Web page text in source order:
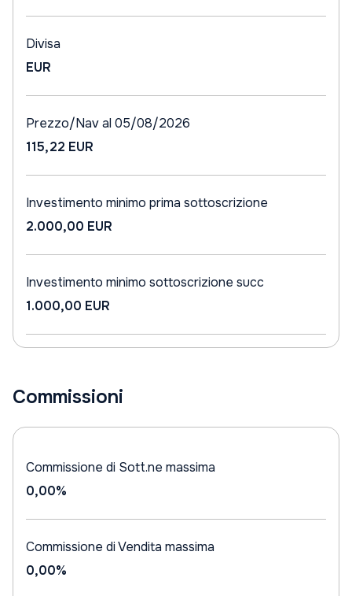
Divisa
EUR
Prezzo/Nav al 05/08/2026
115,22 EUR
Investimento minimo prima sottoscrizione
2.000,00 EUR
Investimento minimo sottoscrizione succ
1.000,00 EUR
Commissioni
Commissione di Sott.ne massima
0,00%
Commissione di Vendita massima
0,00%